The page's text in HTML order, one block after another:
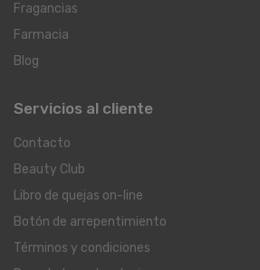
Fragancias
Farmacia
Blog
Servicios al cliente
Contacto
Beauty Club
Libro de quejas on-line
Botón de arrepentimiento
Términos y condiciones